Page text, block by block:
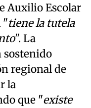
Auxilio Escolar
"tiene la tutela
". La
sostenido
regional de
la
que "existe